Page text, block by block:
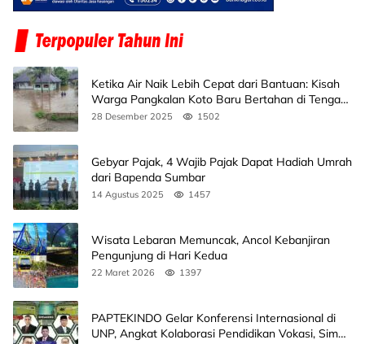
Ketika Air Naik Lebih Cepat dari Bantuan: Kisah
Warga Pangkalan Koto Baru Bertahan di Tengah
Banjir
28 Desember 2025 1502
Gebyar Pajak, 4 Wajib Pajak Dapat Hadiah Umrah
dari Bapenda Sumbar
14 Agustus 2025 1457
Wisata Lebaran Memuncak, Ancol Kebanjiran
Pengunjung di Hari Kedua
22 Maret 2026 1397
PAPTEKINDO Gelar Konferensi Internasional di
UNP, Angkat Kolaborasi Pendidikan Vokasi, Simak